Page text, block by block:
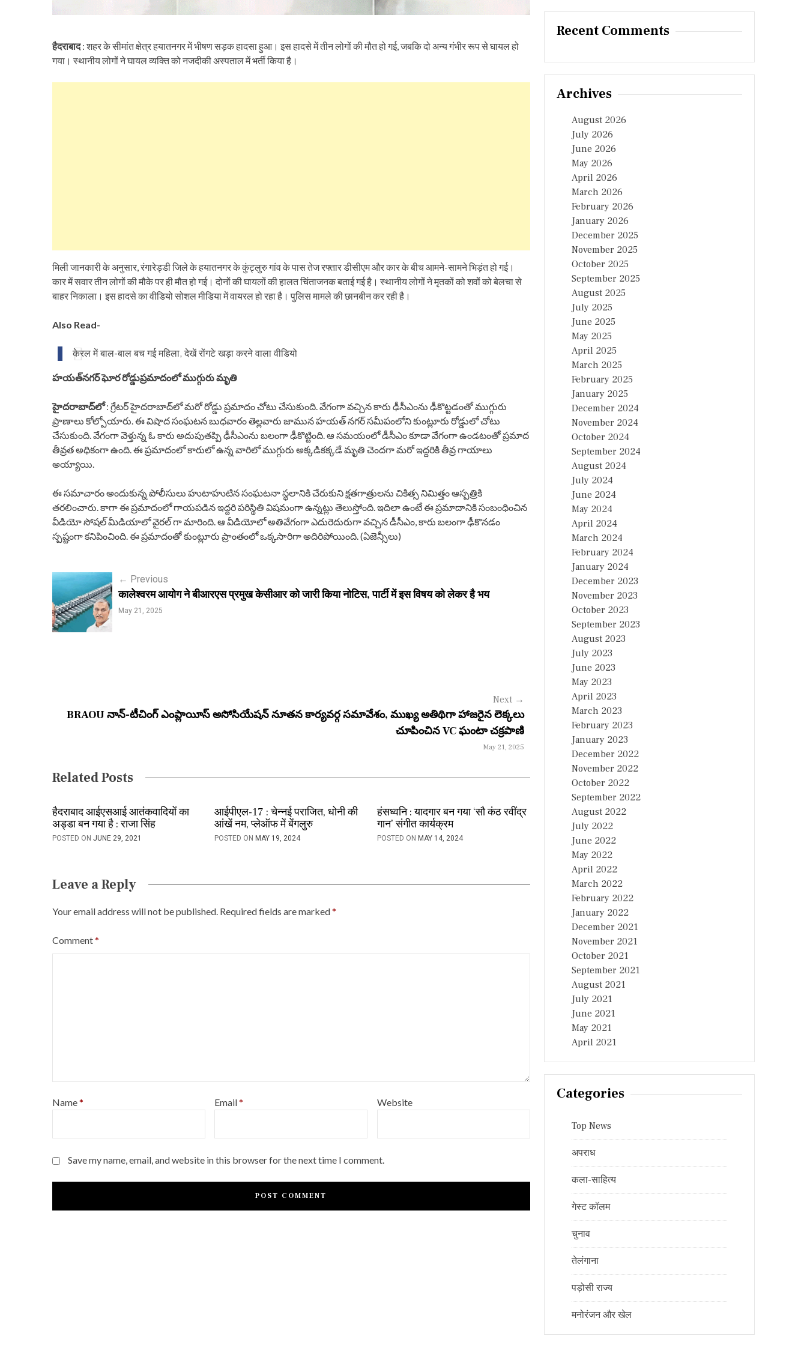
हैदराबाद: शहर के सीमांत क्षेत्र हयातनगर में भीषण सड़क हादसा हुआ। इस हादसे में तीन लोगों की मौत हो गई, जबकि दो अन्य गंभीर रूप से घायल हो
गया। स्थानीय लोगों ने घायल व्यक्ति को नजदीकी अस्पताल में भर्ती किया है।
मिली जानकारी के अनुसार, रंगारेड्डी जिले के हयातनगर के कुंट्लुरु गांव के पास तेज रफ्तार डीसीएम और कार के बीच आमने-सामने भिड़ंत हो गई।
कार में सवार तीन लोगों की मौके पर ही मौत हो गई। दोनों की घायलों की हालत चिंताजनक बताई गई है। स्थानीय लोगों ने मृतकों को शवों को बेलचा से
बाहर निकाला। इस हादसे का वीडियो सोशल मीडिया में वायरल हो रहा है। पुलिस मामले की छानबीन कर रही है।
Also Read-
केरल में बाल-बाल बच गई महिला, देखें रोंगटे खड़ा करने वाला वीडियो
హయత్‌నగర్‌ ఘోర రోడ్డుప్రమాదంలో ముగ్గురు మృతి
హైదరాబాద్‌లో: గ్రేటర్ హైదరాబాద్‌లో మరో రోడ్డు ప్రమాదం చోటు చేసుకుంది. వేగంగా వచ్చిన కారు ఢీసీఎంను ఢీకొట్టడంతో ముగ్గురు
ప్రాణాలు కోల్పోయారు. ఈ విషాద సంఘటన బుధవారం తెల్లవారు జామున హయత్ నగర్ సమీపంలోని కుంట్లూరు రోడ్డులో చోటు
చేసుకుంది. వేగంగా వెళ్తున్న ఓ కారు అదుపుతప్పి ఢీసీఎంను బలంగా ఢీకొట్టింది. ఆ సమయంలో డీసీఎం కూడా వేగంగా ఉండటంతో ప్రమాద
తీవ్రత అధికంగా ఉంది. ఈ ప్రమాదంలో కారులో ఉన్న వారిలో ముగ్గురు అక్కడికక్కడే మృతి చెందగా మరో ఇద్దరికి తీవ్ర గాయాలు
అయ్యాయి.
ఈ సమాచారం అందుకున్న పోలీసులు హుటాహుటిన సంఘటనా స్థలానికి చేరుకుని క్షతగాత్రులను చికిత్స నిమిత్తం ఆస్పత్రికి
తరలించారు. కాగా ఈ ప్రమాదంలో గాయపడిన ఇద్దరి పరిస్థితి విషమంగా ఉన్నట్లు తెలుస్తోంది. ఇదిలా ఉంటే ఈ ప్రమాదానికి సంబంధించిన
వీడియో సోషల్ మీడియాలో వైరల్ గా మారింది. ఆ వీడియోలో అతివేగంగా ఎదురెదురుగా వచ్చిన డీసీఎం, కారు బలంగా ఢీకొనడం
స్పష్టంగా కనిపించింది. ఈ ప్రమాదంతో కుంట్లూరు ప్రాంతంలో ఒక్కసారిగా అదిరిపోయింది. (ఏజెన్సీలు)
P
o
s
a
i
o
← Previous
कालेश्वरम आयोग ने बीआरएस प्रमुख केसीआर को जारी किया नोटिस, पार्टी में इस विषय को लेकर है भय
May 21, 2025
Next →
BRAOU నాన్-టీచింగ్ ఎంప్లాయీస్ అసోసియేషన్ నూతన కార్యవర్గ సమావేశం, ముఖ్య అతిథిగా హాజరైన లెక్కలు
చూపించిన VC ఘంటా చక్రపాణి
May 21, 2025
Related Posts
हैदराबाद आईएसआई आतंकवादियों का
अड्डा बन गया है : राजा सिंह
POSTED ON JUNE 29, 2021
आईपीएल-17 : चेन्नई पराजित, धोनी की
आंखें नम, प्लेऑफ में बेंगलुरु
POSTED ONMAY 19, 2024
हंसध्वनि : यादगार बन गया ‘सौ कंठ रवींद्र
गान’ संगीत कार्यक्रम
POSTED ON MAY 14, 2024
Leave a Reply
Your email address will not be published. Required fields are marked*
Comment*
Name* Email* Website
Save my name, email, and website in this browser for the next time I comment.
Recent Comments
Archives
August 2026
July 2026
June 2026
May 2026
April 2026
March 2026
February 2026
January 2026
December 2025
November 2025
October 2025
September 2025
August 2025
July 2025
June 2025
May 2025
April 2025
March 2025
February 2025
January 2025
December 2024
November 2024
October 2024
September 2024
August 2024
July 2024
June 2024
May 2024
April 2024
March 2024
February 2024
January 2024
December 2023
November 2023
October 2023
September 2023
August 2023
July 2023
June 2023
May 2023
April 2023
March 2023
February 2023
January 2023
December 2022
November 2022
October 2022
September 2022
August 2022
July 2022
June 2022
May 2022
April 2022
March 2022
February 2022
January 2022
December 2021
November 2021
October 2021
September 2021
August 2021
July 2021
June 2021
May 2021
April 2021
Categories
Top News
अपराध
कला-साहित्य
गेस्ट कॉलम
चुनाव
तेलंगाना
पड़ोसी राज्य
मनोरंजन और खेल